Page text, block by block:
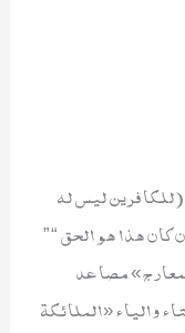
دعا داع «بعذاب واقع». (١) (للكافرين ليس له
كان هذا هو الحق “”
المعارج» مصاعد
«تعرج» بالتاء والياء «الملائكة